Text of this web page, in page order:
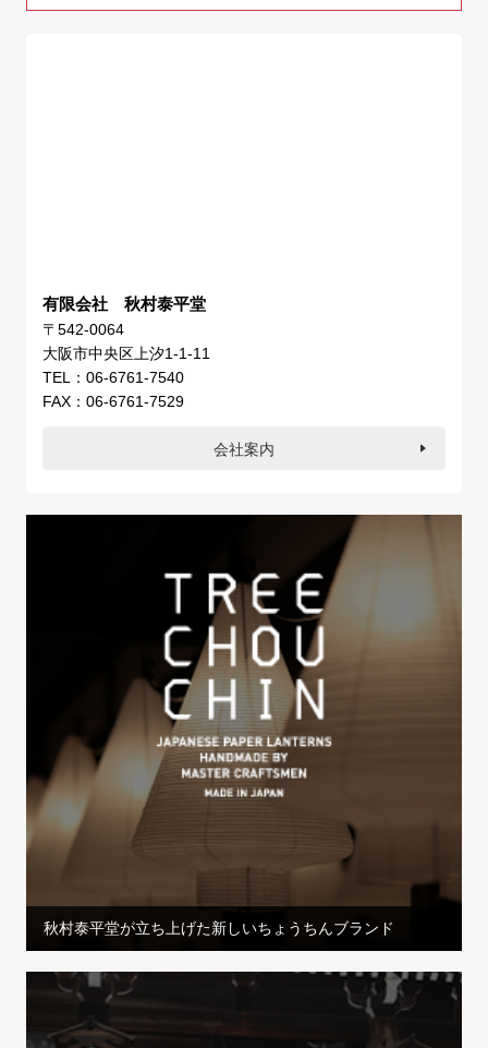
有限会社 秋村泰平堂
〒542-0064
大阪市中央区上汐1-1-11
TEL：06-6761-7540
FAX：06-6761-7529
会社案内
秋村泰平堂が立ち上げた新しいちょうちんブランド